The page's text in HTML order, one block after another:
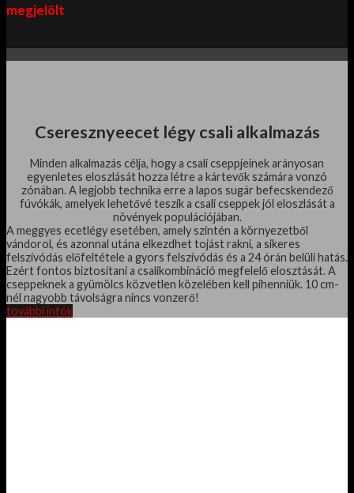
megjelölt
Cseresznyeecet légy csali alkalmazás
Minden alkalmazás célja, hogy a csali cseppjeinek arányosan
egyenletes eloszlását hozza létre a kártevők számára vonzó
zónában. A legjobb technika erre a lapos sugár befecskendező
fúvókák, amelyek lehetővé teszik a csali cseppek jól eloszlását a
növények populációjában.
A meggyes ecetlégy esetében, amely szintén a környezetből
vándorol, és azonnal utána elkezdhet tojást rakni, a sikeres
felszívódás előfeltétele a gyors felszívódás és a 24 órán belüli hatás.
Ezért fontos biztosítani a csalikombináció megfelelő elosztását.A
cseppeknek a gyümölcs közvetlen közelében kell pihenniük. 10 cm-
nél nagyobb távolságra nincs vonzerő!
további infók